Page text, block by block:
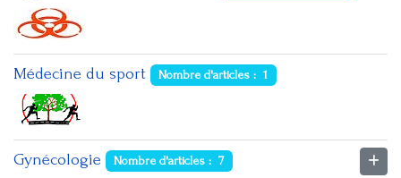
Médecine du sport Nombre d'articles : 1
Gynécologie Nombre d'articles : 7